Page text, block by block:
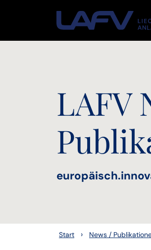
LAFV
Start › News /